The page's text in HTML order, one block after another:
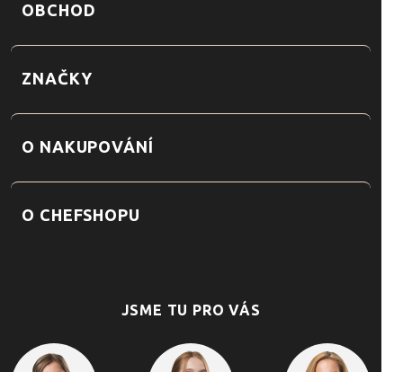
OBCHOD
ZNAČKY
O NAKUPOVÁNÍ
O CHEFSHOPU
JSME TU PRO VÁS